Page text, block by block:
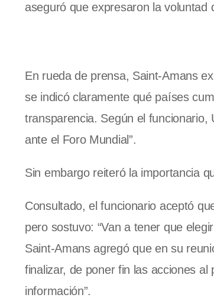
aseguró que expresaron la
En rueda de prensa, Saint-Amans
se indicó claramente qué países
transparencia. Según el funcionario,
ante el Foro Mundial”.
Sin embargo reiteró la importancia
Consultado, el funcionario aceptó
pero sostuvo: “Van a tener que
Saint-Amans agregó que en su
finalizar, de poner fin las acciones
información”.